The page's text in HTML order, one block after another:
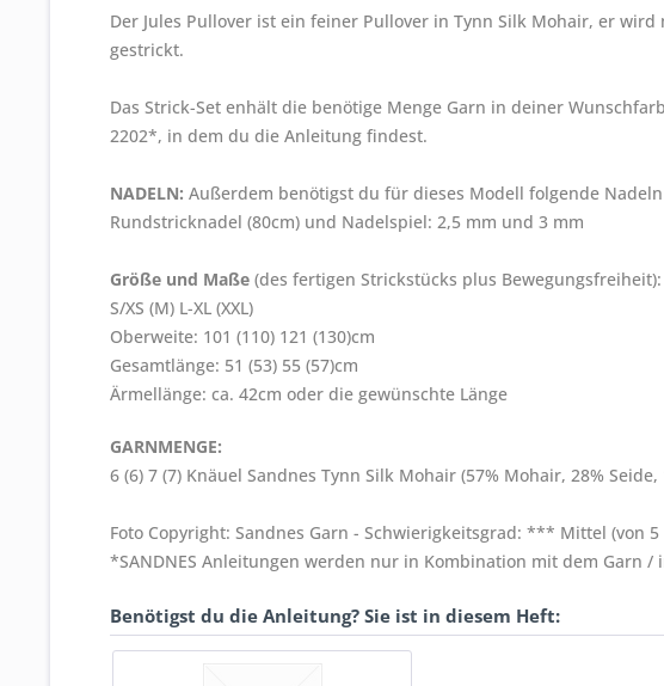
Der Jules Pullover ist ein feiner Pullover in Tynn Silk Mohair, er
gestrickt.
Das Strick-Set enhält die benötige Menge Garn in deiner
2202*, in dem du die Anleitung findest.
NADELN: Außerdem benötigst du für dieses Modell folgende
Rundstricknadel (80cm) und Nadelspiel: 2,5 mm und 3 mm
Größe und Maße (des fertigen Strickstücks plus Bewegungsfreiheit):
S/XS (M) L-XL (XXL)
Oberweite: 101 (110) 121 (130)cm
Gesamtlänge: 51 (53) 55 (57)cm
Ärmellänge: ca. 42cm oder die gewünschte Länge
GARNMENGE:
6 (6) 7 (7) Knäuel Sandnes Tynn Silk Mohair (57% Mohair, 28%
Foto Copyright: Sandnes Garn - Schwierigkeitsgrad: *** Mittel (von
*SANDNES Anleitungen werden nur in Kombination mit dem Garn /
Benötigst du die Anleitung? Sie ist in diesem Heft: